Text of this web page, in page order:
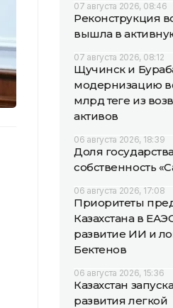
07 августа 2026, 08:46
Реконструкция
вышла в
07 августа 2026, 08:12
Щучинск и
модернизацию
млрд теңге из
активов
06 августа 2026, 18:39
Доля
собственность
06 августа 2026, 17:08
Приоритеты
Казахстана в
развитие ИИ и
Бектенов
06 августа 2026, 15:36
Казахстан
развития легкой